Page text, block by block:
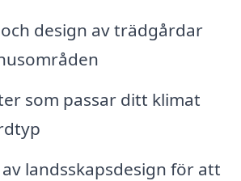
design av trädgårdar
som passar ditt klimat
landsskapsdesign för att